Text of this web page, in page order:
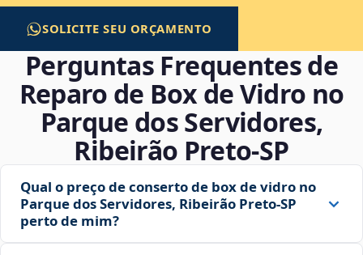
SOLICITE SEU ORÇAMENTO
Perguntas Frequentes de
Reparo de Box de Vidro no
Parque dos Servidores,
Ribeirão Preto‑SP
Qual o preço de conserto de box de vidro no
Parque dos Servidores, Ribeirão Preto‑SP
perto de mim?